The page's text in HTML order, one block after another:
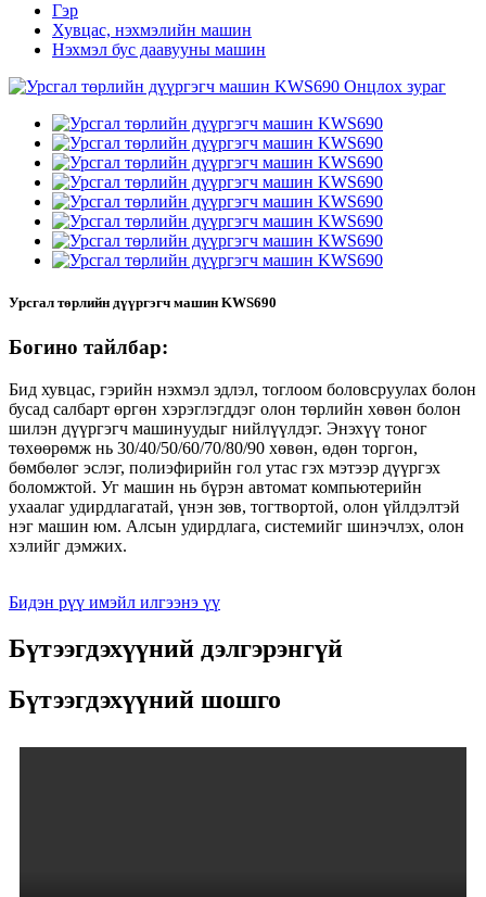
Гэр
Хувцас, нэхмэлийн машин
Нэхмэл бус даавууны машин
Урсгал төрлийн дүүргэгч машин KWS690
Богино тайлбар:
Бид хувцас, гэрийн нэхмэл эдлэл, тоглоом боловсруулах болон
бусад салбарт өргөн хэрэглэгддэг олон төрлийн хөвөн болон
шилэн дүүргэгч машинуудыг нийлүүлдэг. Энэхүү тоног
төхөөрөмж нь 30/40/50/60/70/80/90 хөвөн, өдөн торгон,
бөмбөлөг эслэг, полиэфирийн гол утас гэх мэтээр дүүргэх
боломжтой. Уг машин нь бүрэн автомат компьютерийн
ухаалаг удирдлагатай, үнэн зөв, тогтвортой, олон үйлдэлтэй
нэг машин юм. Алсын удирдлага, системийг шинэчлэх, олон
хэлийг дэмжих.
Бидэн рүү имэйл илгээнэ үү
Бүтээгдэхүүний дэлгэрэнгүй
Бүтээгдэхүүний шошго